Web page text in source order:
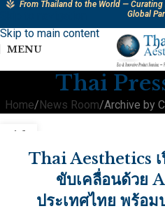
Skip to main content
From Thailand to the World —
Global
MENU
Thai
Home News Room Archive by
16
Thai Aesthetics
ขับเคลื่อนด้วย
ประเทศไทย พร้อ